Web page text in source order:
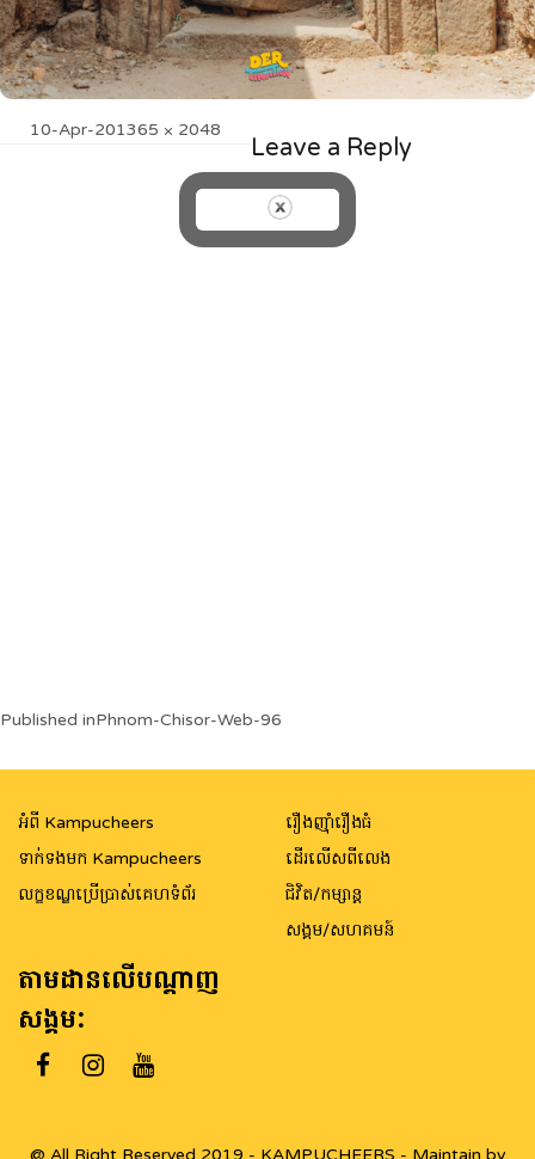
Posted
10-Apr-20Full
1365 × 2048
Leave a Reply
Post
navigation
Published inPhnom-Chisor-Web-96
អំពី Kampucheers
ទាក់ទងមក Kampucheers
លក្ខខណ្ឌប្រើប្រាស់គេហទំព័រ
រឿងញ៉ាំរឿងធំ
ដើរលើសពីលេង
ជិវិត/កម្សាន្ត
សង្គម/សហគមន៍
តាមដានលើបណ្តាញ
សង្គម:
@ All Right Reserved 2019 - KAMPUCHEERS - Maintain by